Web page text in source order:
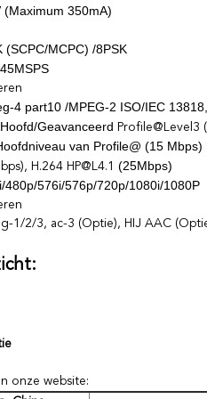
(Maximum 350mA)
(SCPC/MCPC) /8PSK
4 part10 /MPEG-2 ISO/IEC 13818,
Geavanceerd Profile@Level3
van Profile@ (15 Mbps)
H.264 HP@L4.1 (25Mbps)
480p/576i/576p/720p/1080i/1080P
1/2/3, ac-3 (Optie), HIJ AAC
onze website: